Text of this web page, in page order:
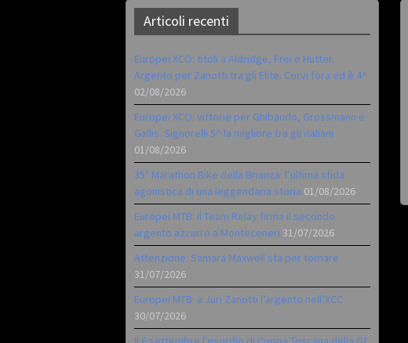
Articoli recenti
Europei XCO: titoli a Aldridge, Frei e Hutter.
Argento per Zanotti tra gli Elite. Corvi fora ed è 4^
02/08/2026
Europei XCO: vittorie per Ghibaudo, Grossmann e
Gallis. Signorelli 5^ la migliore tra gli italiani
01/08/2026
35ª Marathon Bike della Brianza: l’ultima sfida
agonistica di una leggendaria storia 01/08/2026
Europei MTB: il Team Relay firma il secondo
argento azzurro a Monteceneri 31/07/2026
Attenzione: Samara Maxwell sta per tornare
31/07/2026
Europei MTB: a Juri Zanotti l’argento nell’XCC
30/07/2026